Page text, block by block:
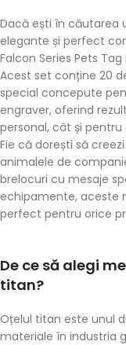
Dacă ești în căutarea
elegante și perfect
Falcon Series Pets
Acest set conține 20
special concepute
engraver, oferind
personal, cât și
Fie că dorești să
animalele de
brelocuri cu mesaje
echipamente, aceste
perfect pentru orice
De ce să alegi
titan?
Oțelul titan este unul
materiale în industria